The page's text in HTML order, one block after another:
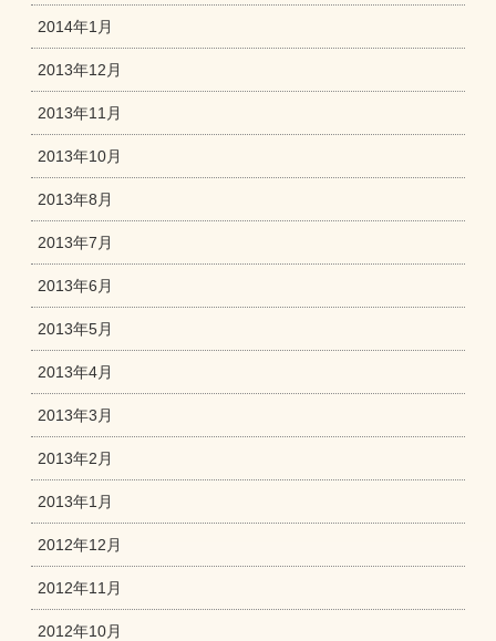
2014年1月
2013年12月
2013年11月
2013年10月
2013年8月
2013年7月
2013年6月
2013年5月
2013年4月
2013年3月
2013年2月
2013年1月
2012年12月
2012年11月
2012年10月